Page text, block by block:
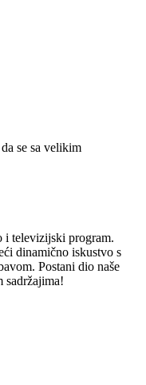
se sa velikim
i televizijski program.
dinamično iskustvo s
Postani dio naše
sadržajima!